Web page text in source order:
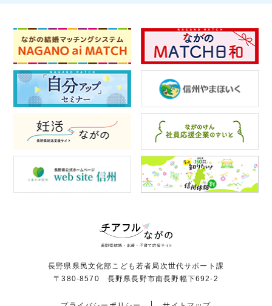
長野県県民文化部こども若者局次世代サポート課
〒380-8570 長野県長野市南長野幅下692-2